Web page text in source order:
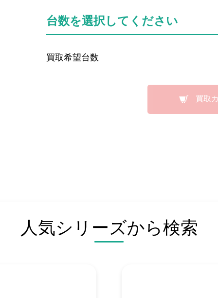
台数を選択してください
買取希望台数
買取
人気シリーズから検索